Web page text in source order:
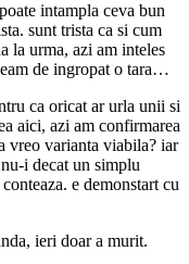
intampla ceva bun
sunt trista ca si cum
la urma, azi am inteles
de ingropat o tara…
ca oricat ar urla unii si
aici, azi am confirmarea
vreo varianta viabila? iar
i decat un simplu
e demonstart cu
ieri doar a murit.